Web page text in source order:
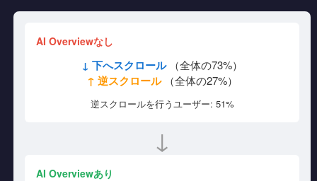
AI Overviewなし
↓ 下へスクロール （全体の73%）
↑ 逆スクロール （全体の27%）
逆スクロールを行うユーザー: 51%
↓
AI Overviewあり